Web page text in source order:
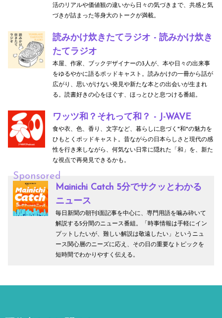
活のリアルや価値観の違いから日々の気づきまで、共感と気
づきが詰まった等身大のトークが満載。
読みかけ炊きたてラジオ - 読みかけ炊き
たてラジオ
本屋、作家、ブックデザイナーの3人が、本や日々の出来事
をゆるやかに語るポッドキャスト。読みかけの一冊から話が
広がり、思いがけない発見や新たな本との出会いが生まれ
る。読書好きの心をほぐす、ほっとひと息つける番組。
ワッツ和？それって和？ - J-WAVE
食や衣、色、香り、文字など、暮らしに息づく"和"の魅力を
ひもとくポッドキャスト。昔ながらの日本らしさと現代の感
性を行き来しながら、何気ない日常に隠れた「和」を、新た
な視点で再発見できるかも。
Sponsored
Mainichi Catch 5分でサクッとわかる
ニュース
毎日新聞の朝刊1面記事を中心に、専門用語を噛み砕いて
解説する5分間のニュース番組。「時事情報は手軽にイン
プットしたいが、難しい解説は敬遠したい」というニュ
ース関心層のニーズに応え、その日の重要なトピックを
短時間でわかりやすく伝える。